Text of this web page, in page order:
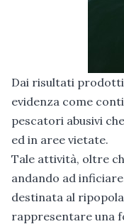
Dai risultati prodotti
evidenza come
pescatori abusivi
ed in aree vietate.
Tale attività, oltre
andando ad
destinata al
rappresentare una